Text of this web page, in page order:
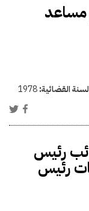
القضائية:1978
رئيس
رئيس